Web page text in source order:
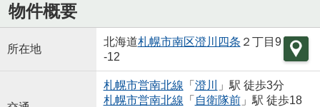
物件概要
所在地
北海道札幌市南区澄川四条 ２丁目9
-12
札幌市営南北線 「 澄川
」駅 徒歩3分
札幌市営南北線 「 自衛隊前」駅 徒歩18